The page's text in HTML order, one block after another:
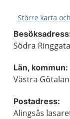
Större karta
Södra
Län, kommun:
Västra
Postadress:
Alingsås